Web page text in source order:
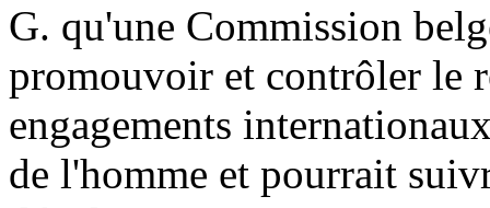
G. qu'une Commission
promouvoir et contrôler le
engagements
de l'homme et pourrait